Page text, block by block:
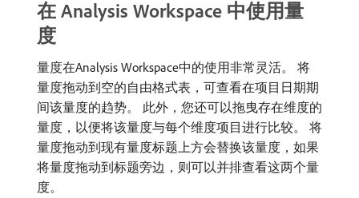
在 Analysis Workspace 中使用量
度
量度在Analysis Workspace中的使用非常灵活。 将
量度拖动到空的自由格式表，可查看在项目日期期
间该量度的趋势。 此外，您还可以拖曳存在维度的
量度，以便将该量度与每个维度项目进行比较。 将
量度拖动到现有量度标题上方会替换该量度，如果
将量度拖动到标题旁边，则可以并排查看这两个量
度。